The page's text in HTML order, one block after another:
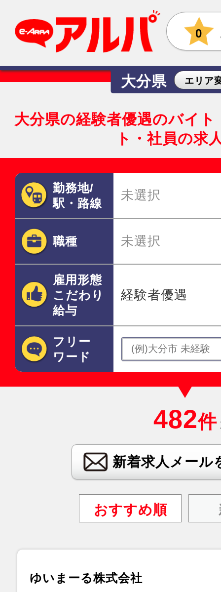
0
大分県 エリア
大分県の経験者優遇のバイ
ト・社員の求
勤務地/
駅・路線
未選択
職種 未選択
雇用形態
こだわり
給与
経験者優遇
フリー
ワード
482件
新着求人メール
おすすめ順
ゆいまーる株式会社